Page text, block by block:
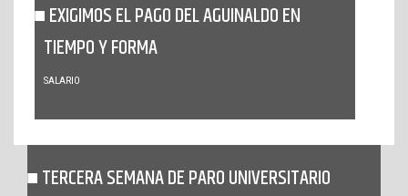
EXIGIMOS EL PAGO DEL AGUINALDO EN
TIEMPO Y FORMA
SALARIO
TERCERA SEMANA DE PARO UNIVERSITARIO